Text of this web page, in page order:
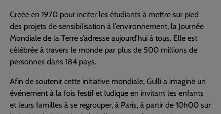
Créée en 1970 pour inciter les étudiants à mettre sur pied
des projets de sensibilisation à l’environnement, la Journée
Mondiale de la Terre s’adresse aujourd’hui à tous. Elle est
célébrée à travers le monde par plus de 500 millions de
personnes dans 184 pays.
Afin de soutenir cette initiative mondiale, Gulli a imaginé un
événement à la fois festif et ludique en invitant les enfants
et leurs familles à se regrouper, à Paris, à partir de 10h00 sur